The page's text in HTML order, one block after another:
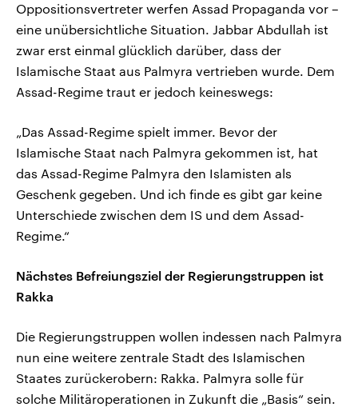
Oppositionsvertreter werfen Assad Propaganda vor –
eine unübersichtliche Situation. Jabbar Abdullah ist
zwar erst einmal glücklich darüber, dass der
Islamische Staat aus Palmyra vertrieben wurde. Dem
Assad-Regime traut er jedoch keineswegs:
„Das Assad-Regime spielt immer. Bevor der
Islamische Staat nach Palmyra gekommen ist, hat
das Assad-Regime Palmyra den Islamisten als
Geschenk gegeben. Und ich finde es gibt gar keine
Unterschiede zwischen dem IS und dem Assad-
Regime.“
Nächstes Befreiungsziel der Regierungstruppen ist
Rakka
Die Regierungstruppen wollen indessen nach Palmyra
nun eine weitere zentrale Stadt des Islamischen
Staates zurückerobern: Rakka. Palmyra solle für
solche Militäroperationen in Zukunft die „Basis“ sein.